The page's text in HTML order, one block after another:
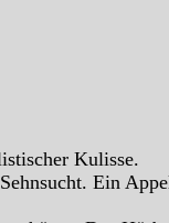
Kulisse.
Ein